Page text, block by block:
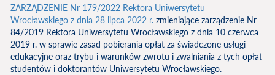
ZARZĄDZENIE Nr 179/2022 Rektora Uniwersytetu
Wrocławskiego z dnia 28 lipca 2022 r. zmieniające zarządzenie Nr
84/2019 Rektora Uniwersytetu Wrocławskiego z dnia 10 czerwca
2019 r. w sprawie zasad pobierania opłat za świadczone usługi
edukacyjne oraz trybu i warunków zwrotu i zwalniania z tych opłat
studentów i doktorantów Uniwersytetu Wrocławskiego.